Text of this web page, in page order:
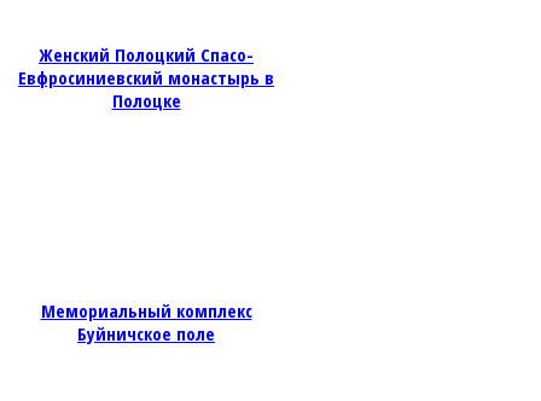
Женский Полоцкий Спасо-
Евфросиниевский монастырь в
Полоцке
Мемориальный комплекс
Буйничское поле